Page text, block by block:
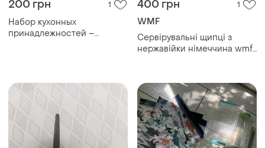
200 грн 1
Набор кухонных
принадлежностей –
400 грн 1
WMF
Сервірувальні щипці з
нержавійки німеччина wmf.